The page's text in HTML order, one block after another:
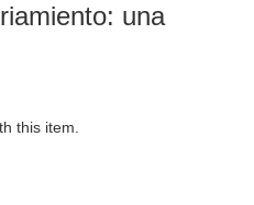
una
this item.